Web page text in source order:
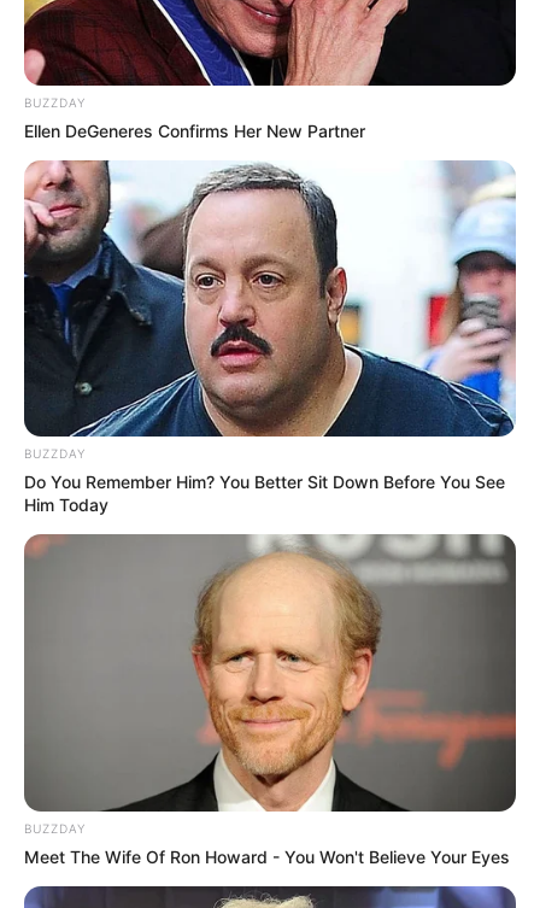
BUZZDAY
Ellen DeGeneres Confirms Her New Partner
BUZZDAY
Do You Remember Him? You Better Sit Down Before You See
Him Today
BUZZDAY
Meet The Wife Of Ron Howard - You Won't Believe Your Eyes